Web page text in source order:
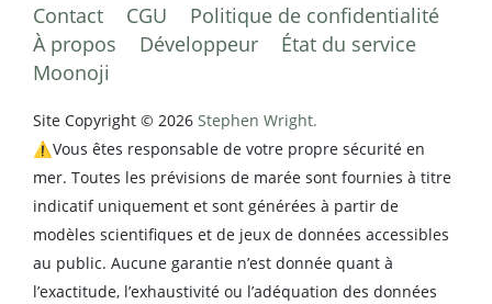
Contact CGU
Politique de confidentialité
À propos
Développeur
État du service
Moonoji
Site Copyright © 2026 Stephen Wright.
⚠️Vous êtes responsable de votre propre sécurité en
mer. Toutes les prévisions de marée sont fournies à titre
indicatif uniquement et sont générées à partir de
modèles scientifiques et de jeux de données accessibles
au public. Aucune garantie n’est donnée quant à
l’exactitude, l’exhaustivité ou l’adéquation des données